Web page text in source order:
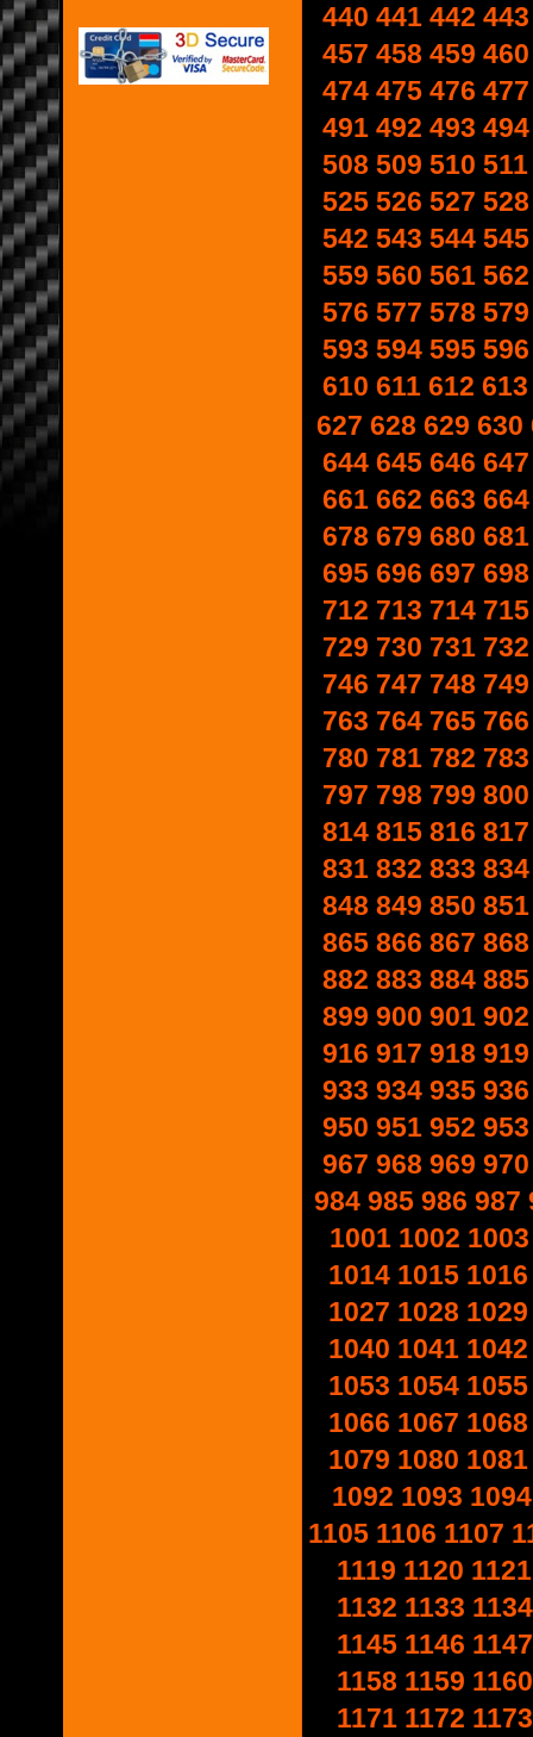
440 441 442 443
457 458 459 460
474 475 476 477
491 492 493 494
508 509 510 511
525 526 527 528
542 543 544 545
559 560 561 562
576 577 578 579
593 594 595 596
610 611 612 613
627 628 629 630
644 645 646 647
661 662 663 664
678 679 680 681
695 696 697 698
712 713 714 715
729 730 731 732
746 747 748 749
763 764 765 766
780 781 782 783
797 798 799 800
814 815 816 817
831 832 833 834
848 849 850 851
865 866 867 868
882 883 884 885
899 900 901 902
916 917 918 919
933 934 935 936
950 951 952 953
967 968 969 970
984 985 986 987
1001 1002 1003
1014 1015 1016
1027 1028 1029
1040 1041 1042
1053 1054 1055
1066 1067 1068
1079 1080 1081
1092 1093 1094
1105 1106 1107
1119 1120 1121
1132 1133 1134
1145 1146 1147
1158 1159 1160
1171 1172 1173